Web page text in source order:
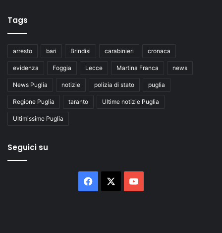
Tags
arresto bari Brindisi carabinieri cronaca
evidenza Foggia Lecce Martina Franca news
News Puglia notizie polizia di stato puglia
Regione Puglia taranto Ultime notizie Puglia
Ultimissime Puglia
Seguici su
Facebook